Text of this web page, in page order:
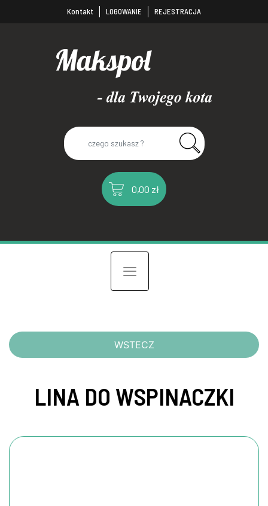
Kontakt LOGOWANIE REJESTRACJA
0,00 zł
Toggle navigation
WSTECZ
LINA DO WSPINACZKI